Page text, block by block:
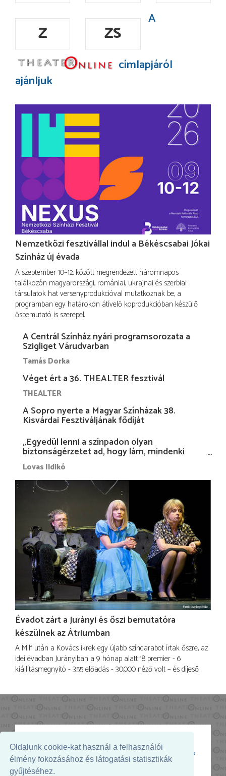
Oldalunk cookie-kat használ a felhasználói
élmény fokozásához és látogatási statisztikák
gyűjtéséhez.
Z
ZS
A
címlapjáról
ajánljuk
Nemzetközi fesztivállal indul a Békéscsabai Jókai
Színház új évada
A szeptember 10–12. között megrendezett háromnapos
találkozón magyarországi, romániai, ukrajnai és szerbiai
társulatok hat versenyprodukcióval mutatkoznak be, a
programban egy határokon átívelő koprodukcióban készülő
ősbemutató is szerepel.
A Centrál Színház nyári programsorozata a
Szigliget Várudvarban
Tamás Dorka
Véget ért a 36. THEALTER fesztivál
THEALTER
A Sopro nyerte a Magyar Színházak 38.
Kisvárdai Fesztiváljának fődíját
„Egyedül lenni a színpadon olyan
biztonságérzetet ad, hogy lám, mindenki
más nélkül is megvagyok magammal…”
Lovas Ildikó
Évadot zárt a Jurányi és őszi bemutatóra
készülnek az Átriumban
A Milf után a Kovács ikrek egy újabb színdarabot írtak őszre, az
idei évadban Jurányiban a 9 hónap alatt 18 premier - 6
kiállításmegnyitó - 355 előadás - 30.000 néző volt – és díjeső.
Az oldal megjelenését támogatja: